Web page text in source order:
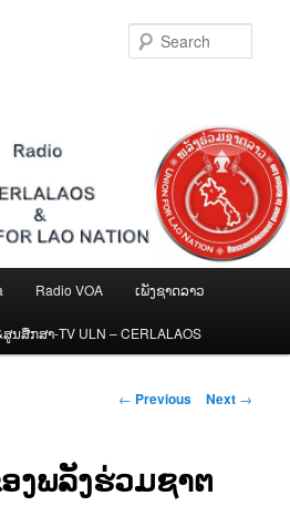
Radio VOA ເພັງຊາດລາວ
ສືກສາ-TV ULN – CERLALAOS
Post
← Previous Next →
ງພລັງຮ່ວມຊາຕ